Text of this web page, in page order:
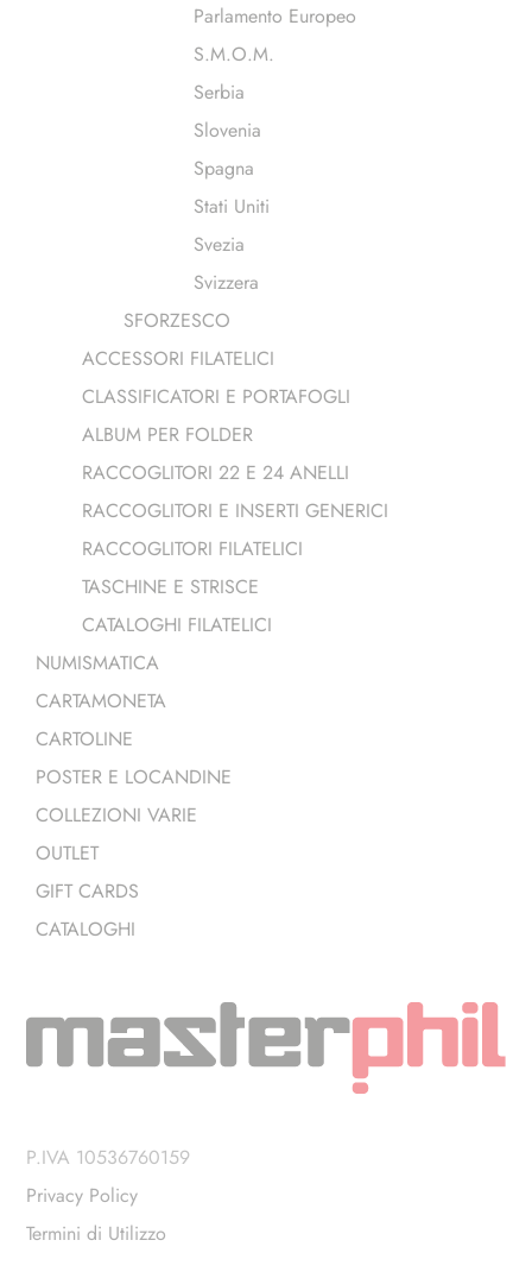
Parlamento Europeo
S.M.O.M.
Serbia
Slovenia
Spagna
Stati Uniti
Svezia
Svizzera
SFORZESCO
ACCESSORI FILATELICI
CLASSIFICATORI E PORTAFOGLI
ALBUM PER FOLDER
RACCOGLITORI 22 E 24 ANELLI
RACCOGLITORI E INSERTI GENERICI
RACCOGLITORI FILATELICI
TASCHINE E STRISCE
CATALOGHI FILATELICI
NUMISMATICA
CARTAMONETA
CARTOLINE
POSTER E LOCANDINE
COLLEZIONI VARIE
OUTLET
GIFT CARDS
CATALOGHI
P.IVA 10536760159
Privacy Policy
Termini di Utilizzo